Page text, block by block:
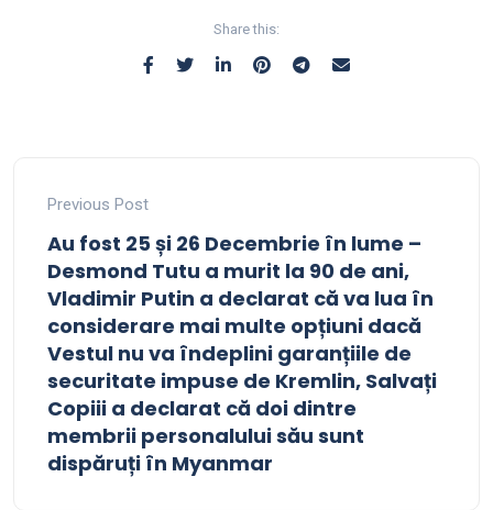
Share this:
Previous Post
Au fost 25 și 26 Decembrie în lume –
Desmond Tutu a murit la 90 de ani,
Vladimir Putin a declarat că va lua în
considerare mai multe opțiuni dacă
Vestul nu va îndeplini garanțiile de
securitate impuse de Kremlin, Salvați
Copiii a declarat că doi dintre
membrii personalului său sunt
dispăruți în Myanmar